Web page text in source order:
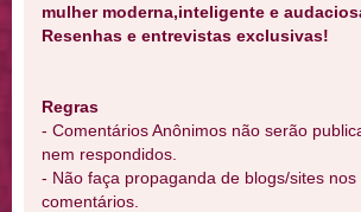
mulher moderna,inteligente e
Resenhas e entrevistas exclusivas!
Regras
- Comentários Anônimos não serão
nem respondidos.
- Não faça propaganda de blogs/sites nos
comentários.